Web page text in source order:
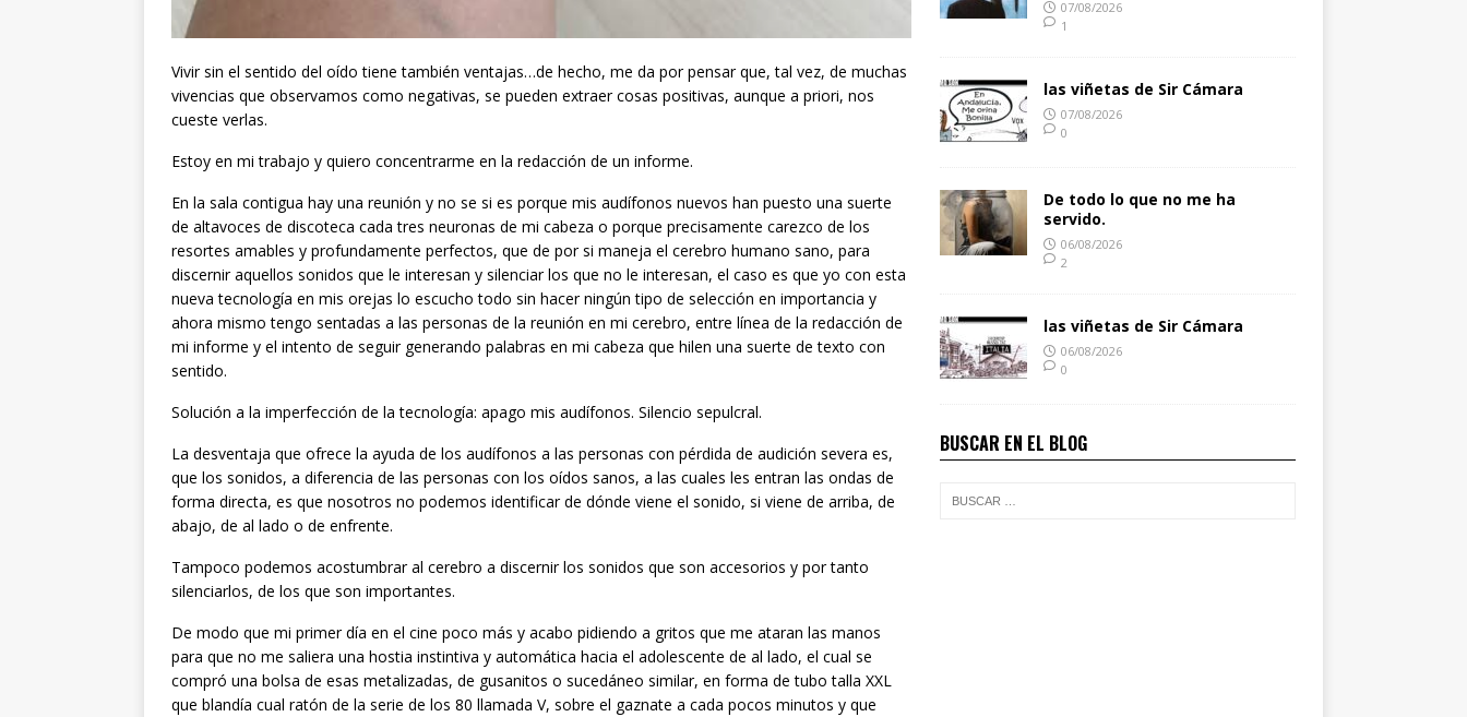
Vivir sin el sentido del oído tiene también ventajas…de hecho, me da por pensar que, tal vez, de muchas
vivencias que observamos como negativas, se pueden extraer cosas positivas, aunque a priori, nos
cueste verlas.
Estoy en mi trabajo y quiero concentrarme en la redacción de un informe.
En la sala contigua hay una reunión y no se si es porque mis audífonos nuevos han puesto una suerte
de altavoces de discoteca cada tres neuronas de mi cabeza o porque precisamente carezco de los
resortes amables y profundamente perfectos, que de por si maneja el cerebro humano sano, para
discernir aquellos sonidos que le interesan y silenciar los que no le interesan, el caso es que yo con esta
nueva tecnología en mis orejas lo escucho todo sin hacer ningún tipo de selección en importancia y
ahora mismo tengo sentadas a las personas de la reunión en mi cerebro, entre línea de la redacción de
mi informe y el intento de seguir generando palabras en mi cabeza que hilen una suerte de texto con
sentido.
Solución a la imperfección de la tecnología: apago mis audífonos. Silencio sepulcral.
La desventaja que ofrece la ayuda de los audífonos a las personas con pérdida de audición severa es,
que los sonidos, a diferencia de las personas con los oídos sanos, a las cuales les entran las ondas de
forma directa, es que nosotros no podemos identificar de dónde viene el sonido, si viene de arriba, de
abajo, de al lado o de enfrente.
Tampoco podemos acostumbrar al cerebro a discernir los sonidos que son accesorios y por tanto
silenciarlos, de los que son importantes.
De modo que mi primer día en el cine poco más y acabo pidiendo a gritos que me ataran las manos
para que no me saliera una hostia instintiva y automática hacia el adolescente de al lado, el cual se
compró una bolsa de esas metalizadas, de gusanitos o sucedáneo similar, en forma de tubo talla XXL
que blandía cual ratón de la serie de los 80 llamada V, sobre el gaznate a cada pocos minutos y que
07/08/2026
1
las viñetas de Sir Cámara
07/08/2026
0
De todo lo que no me ha
servido.
06/08/2026
2
las viñetas de Sir Cámara
06/08/2026
0
BUSCAR EN EL BLOG